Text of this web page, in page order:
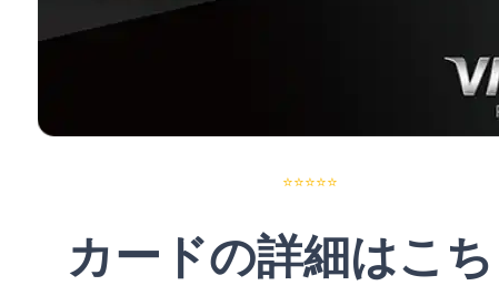
⭐⭐⭐⭐⭐
カードの詳細はこ